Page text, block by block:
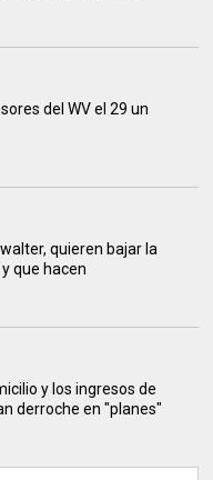
del WV el 29 un
quieren bajar la
que hacen
y los ingresos de
derroche en "planes"